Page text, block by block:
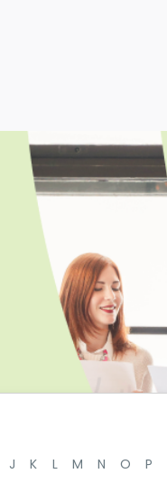
J K L M N O P